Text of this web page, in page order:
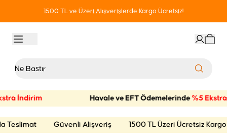
Üzeri Alışverişlerde Kargo Ücretsiz!
İndirim Havale ve EFT Ödemelerinde%5
Teslimat Güvenli Alişveriş 1500 TL Üzeri Ücretsiz Kargo